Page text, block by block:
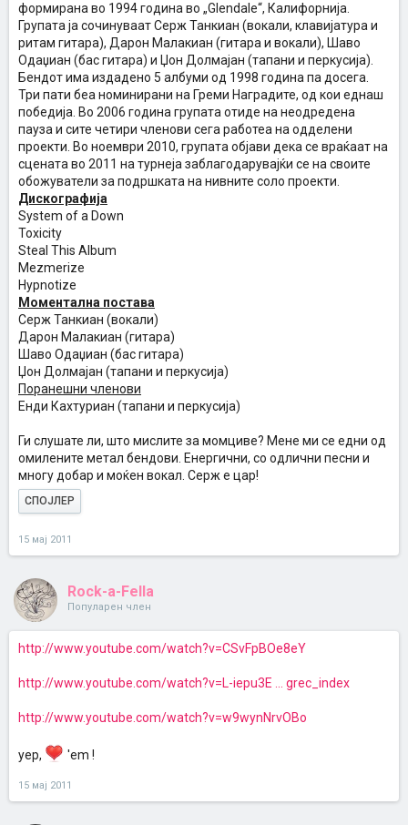
формирана во 1994 година во „Glendale“, Калифорнија.
Групата ја сочинуваат Серж Танкиан (вокали, клавијатура и
ритам гитара), Дарон Малакиан (гитара и вокали), Шаво
Одаџиан (бас гитара) и Џон Долмајан (тапани и перкусија).
Бендот има издадено 5 албуми од 1998 година па досега.
Три пати беа номинирани на Греми Наградите, од кои еднаш
победија. Во 2006 година групата отиде на неодредена
пауза и сите четири членови сега работеа на одделени
проекти. Во ноември 2010, групата објави дека се враќаат на
сцената во 2011 на турнеја заблагодарувајќи се на своите
обожуватели за подршката на нивните соло проекти.
Дискографија
System of a Down
Toxicity
Steal This Album
Mezmerize
Hypnotize
Моментална постава
Серж Танкиан (вокали)
Дарон Малакиан (гитара)
Шаво Одаџиан (бас гитара)
Џон Долмајан (тапани и перкусија)
Поранешни членови
Енди Кахтуриан (тапани и перкусија)
Ги слушате ли, што мислите за момциве? Мене ми се едни од
омилените метал бендови. Енергични, со одлични песни и
многу добар и моќен вокал. Серж е цар!
СПОЈЛЕР
15 мај 2011
Rock-a-Fella
Популарен член
http://www.youtube.com/watch?v=CSvFpBOe8eY
http://www.youtube.com/watch?v=L-iepu3E ... grec_index
http://www.youtube.com/watch?v=w9wynNrvOBo
yep, 'em !
15 мај 2011